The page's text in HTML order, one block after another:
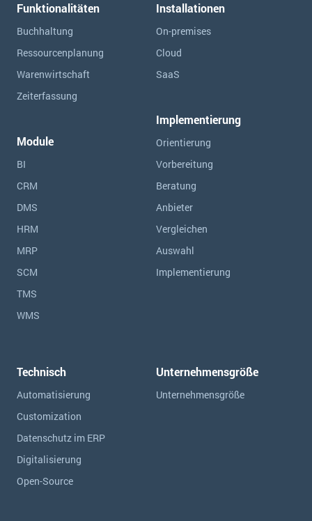
Funktionalitäten
Buchhaltung
Ressourcen­planung
Warenwirtschaft
Zeiterfassung
Module
BI
CRM
DMS
HRM
MRP
SCM
TMS
WMS
Installationen
On-premises
Cloud
SaaS
Implementierung
Orientierung
Vorbereitung
Beratung
Anbieter
Vergleichen
Auswahl
Implementierung
Technisch
Automatisierung
Customization
Datenschutz im ERP
Digitalisierung
Open-Source
Unternehmensgröße
Unternehmensgröße